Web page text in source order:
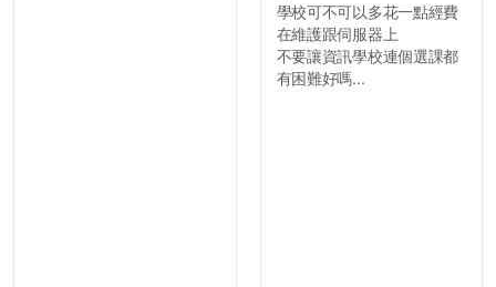
學校可不可以多花一點經費
在維護跟伺服器上
不要讓資訊學校連個選課都
有困難好嗎...